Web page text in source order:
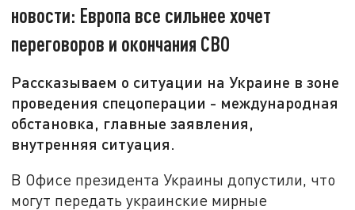
новости: Европа все сильнее хочет
переговоров и окончания СВО
Рассказываем о ситуации на Украине в зоне
проведения спецоперации - международная
обстановка, главные заявления,
внутренняя ситуация.
В Офисе президента Украины допустили, что
могут передать украинские мирные